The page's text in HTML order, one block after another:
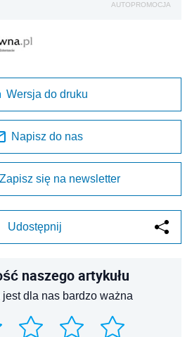
AUTOPROMOCJA
Wersja do druku
Napisz do nas
Zapisz się na newsletter
Udostępnij
naszego artykułu
dla nas bardzo ważna